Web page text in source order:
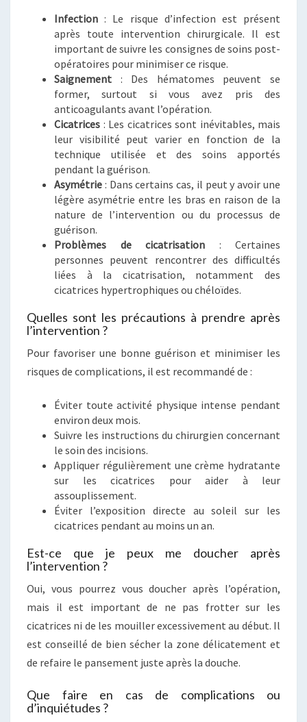
Infection : Le risque d’infection est présent
après toute intervention chirurgicale. Il est
important de suivre les consignes de soins post-
opératoires pour minimiser ce risque.
Saignement : Des hématomes peuvent se
former, surtout si vous avez pris des
anticoagulants avant l’opération.
Cicatrices : Les cicatrices sont inévitables, mais
leur visibilité peut varier en fonction de la
technique utilisée et des soins apportés
pendant la guérison.
Asymétrie : Dans certains cas, il peut y avoir une
légère asymétrie entre les bras en raison de la
nature de l’intervention ou du processus de
guérison.
Problèmes de cicatrisation : Certaines
personnes peuvent rencontrer des difficultés
liées à la cicatrisation, notamment des
cicatrices hypertrophiques ou chéloïdes.
Quelles sont les précautions à prendre après
l’intervention ?
Pour favoriser une bonne guérison et minimiser les
risques de complications, il est recommandé de :
Éviter toute activité physique intense pendant
environ deux mois.
Suivre les instructions du chirurgien concernant
le soin des incisions.
Appliquer régulièrement une crème hydratante
sur les cicatrices pour aider à leur
assouplissement.
Éviter l’exposition directe au soleil sur les
cicatrices pendant au moins un an.
Est-ce que je peux me doucher après
l’intervention ?
Oui, vous pourrez vous doucher après l’opération,
mais il est important de ne pas frotter sur les
cicatrices ni de les mouiller excessivement au début. Il
est conseillé de bien sécher la zone délicatement et
de refaire le pansement juste après la douche.
Que faire en cas de complications ou
d’inquiétudes ?